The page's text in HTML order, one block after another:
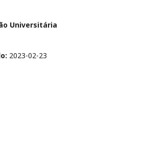
Universitária
2023-02-23